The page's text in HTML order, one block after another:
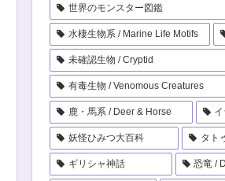
世界のモンスター図鑑
水棲生物系 / Marine Life Motifs
未確認生物 / Cryptid
有毒生物 / Venomous Creatures
鹿・馬系 / Deer & Horse
妖怪ひみつ大百科 タト
ギリシャ神話 恐竜 /